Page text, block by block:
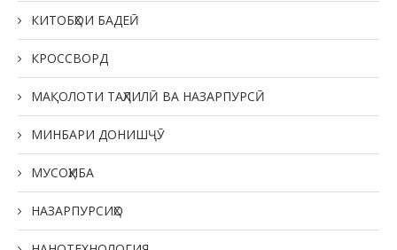
КИТОБҲОИ БАДЕӢ
КРОССВОРД
МАҚОЛОТИ ТАҲЛИЛӢ ВА НАЗАРПУРСӢ
МИНБАРИ ДОНИШҶӮ
МУСОҲИБА
НАЗАРПУРСИҲО